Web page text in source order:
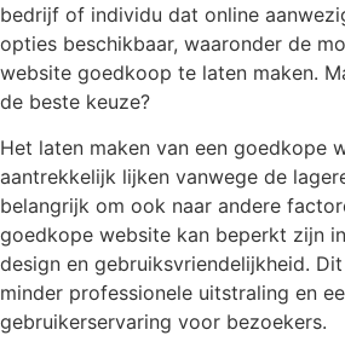
bedrijf of individu dat online
opties beschikbaar, waaronder de
website goedkoop te laten maken.
de beste keuze?
Het laten maken van een goedkope
aantrekkelijk lijken vanwege de
belangrijk om ook naar andere
goedkope website kan beperkt zijn
design en gebruiksvriendelijkheid.
minder professionele uitstraling en
gebruikerservaring voor bezoekers.